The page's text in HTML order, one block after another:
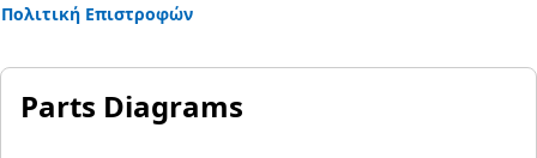
Πολιτική Επιστροφών
Parts Diagrams